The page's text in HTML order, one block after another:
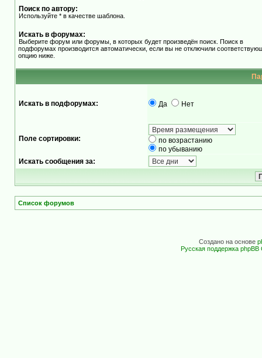
Поиск по автору:
Используйте * в качестве шаблона.
Искать в форумах:
Выберите форум или форумы, в которых будет произведён поиск. Поиск в
подфорумах производится автоматически, если вы не отключили
опцию ниже.
Искать в подфорумах: Да Нет
Поле сортировки:
по возрастанию
по убыванию
Искать сообщения за:
Список форумов
Создано на основе
Русская поддержка phpBB